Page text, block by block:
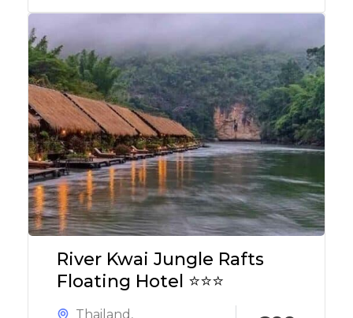
River Kwai Jungle Rafts
Floating Hotel ⭐⭐⭐
Thailand ,